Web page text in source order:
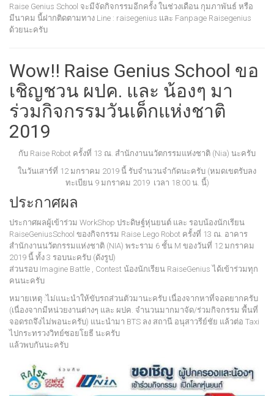
Raise Genius School จะมีจัดกิจกรรมอีกครั้ง ในช่วงเดือน กุมภาพันธ์ หรือ
มีนาคม นี้ฝากติดตามทาง Line : raisegenius และ Fanpage Raisegenius
ด้วยนะครับ
Wow!! Raise Genius School ขอ
เชิญชวน ผปค. และ น้องๆ มา
ร่วมกิจกรรมวันเด็กแห่งชาติ
2019
กับ Raise Robot ครั้งที่ 13 ณ. สำนักงานนวัตกรรมแห่งชาติ (Nia) นะครับ
ในวันเสาร์ที่ 12 มกราคม 2019 นี้ รับจำนวนจำกัดนะครับ (หมดเขตรับลง
ทะเบียน 9 มกราคม 2019 เวลา 18:00 น. นี้)
ประกาศผล
ประกาศผลผู้เข้าร่วม WorkShop ประดิษฐ์หุ่นยนต์ และ รอบน้องนักเรียน
RaiseGeniusSchool ของกิจกรรม Raise Lego Robot ครั้งที่ 13 ณ. อาคาร
สำนักงานนวัตกรรมแห่งชาติ (NIA) พระราม 6 ชั้น M ของวันที่ 12 มกราคม
2019 นี้ ทั้ง 3 รอบนะครับ (ดังรูป)
ส่วนรอบ Imagine Battle , Contest น้องนักเรียน RaiseGenius ได้เข้าร่วมทุก
คนนะครับ
หมายเหตุ :ไม่แนะนำให้ขับรถส่วนตัวมานะครับ เนื่องจากหาที่จอดยากครับ
(เนื่องจากมีหน่วยงานต่างๆ และ ผปค. จำนวนมากมาจัด/ร่วมกิจกรรม พื้นที่
จอดรถจึงไม่พอนะครับ) แนะนำมา BTS ลง สถานี อนุสาวรีย์ชัย แล้วต่อ Taxi
ไปกระทรวงวิทย์ซอยโยธี นะครับ
แล้วพบกันนะครับ